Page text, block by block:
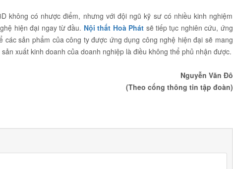
không có nhược điểm, nhưng với đội ngũ kỹ sư có nhiều kinh nghiệm
hiện đại ngay từ đầu. Nội thất Hoà Phát sẽ tiếp tục nghiên cứu, ứng
các sản phẩm của công ty được ứng dụng công nghệ hiện đại sẽ mang
xuất kinh doanh của doanh nghiệp là điều không thể phủ nhận được.
Nguyễn Văn Đô
(Theo cổng thông tin tập đoàn)